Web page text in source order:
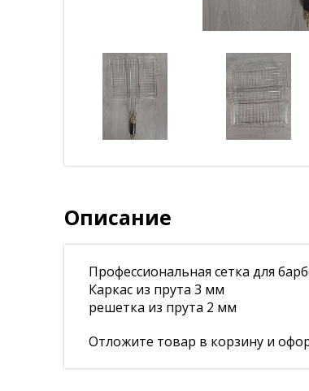
Описание
Профессиональная сетка для
Каркас из прута 3 мм
решетка из прута 2 мм
Отложите товар в корзину и